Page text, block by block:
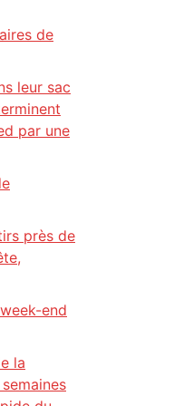
de
leur sac
par une
près de
end
la